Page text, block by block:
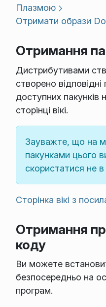
Плазмою
Отримати образи
Отримання
Дистрибутивами
створено
доступних пакунків
сторінці вікі.
Зауважте, що на
пакунками цього
скористатися не
Сторінка вікі з
Отримання
коду
Ви можете
безпосередньо на
програм.